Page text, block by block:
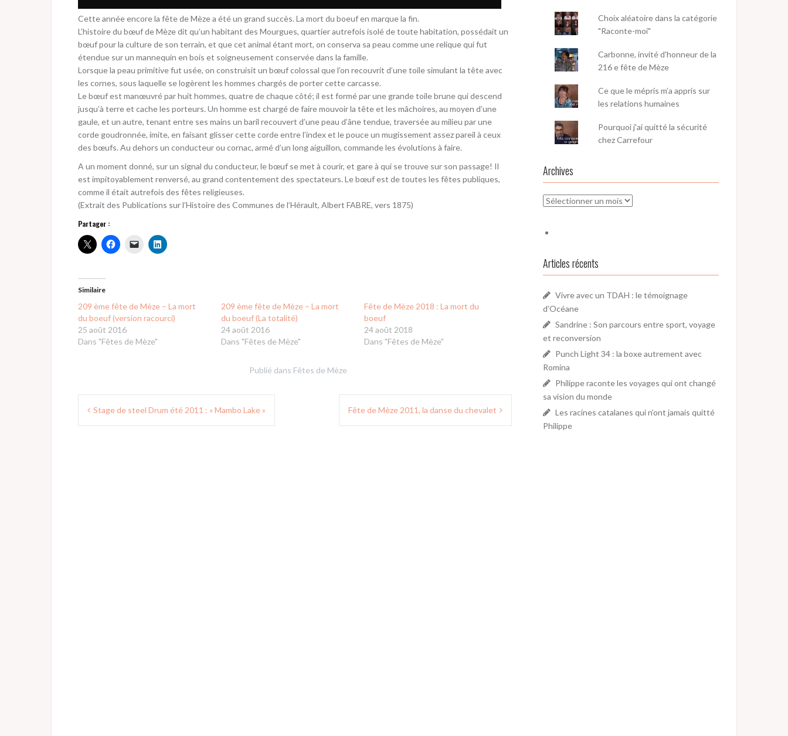
Cette année encore la fête de Mèze a été un grand succès. La mort du boeuf en marque la fin.
L’histoire du bœuf de Mèze dit qu’un habitant des Mourgues, quartier autrefois isolé de toute habitation, possédait un
bœuf pour la culture de son terrain, et que cet animal étant mort, on conserva sa peau comme une relique qui fut
étendue sur un mannequin en bois et soigneusement conservée dans la famille.
Lorsque la peau primitive fut usée, on construisit un bœuf colossal que l’on recouvrit d’une toile simulant la tête avec
les cornes, sous laquelle se logèrent les hommes chargés de porter cette carcasse.
Le bœuf est manœuvré par huit hommes, quatre de chaque côté; il est formé par une grande toile brune qui descend
jusqu’à terre et cache les porteurs. Un homme est chargé de faire mouvoir la tête et les mâchoires, au moyen d’une
gaule, et un autre, tenant entre ses mains un baril recouvert d’une peau d’âne tendue, traversée au milieu par une
corde goudronnée, imite, en faisant glisser cette corde entre l’index et le pouce un mugissement assez pareil à ceux
des bœufs. Au dehors un conducteur ou cornac, armé d’un long aiguillon, commande les évolutions à faire.
A un moment donné, sur un signal du conducteur, le bœuf se met à courir, et gare à qui se trouve sur son passage! Il
est impitoyablement renversé, au grand contentement des spectateurs. Le bœuf est de toutes les fêtes publiques,
comme il était autrefois des fêtes religieuses.
(Extrait des Publications sur l’Histoire des Communes de l’Hérault, Albert FABRE, vers 1875)
Partager :
Similaire
209 ème fête de Mèze – La mort
du boeuf (version racourci)
25 août 2016
Dans "Fêtes de Mèze"
209 ème fête de Mèze – La mort
du boeuf (La totalité)
24 août 2016
Dans "Fêtes de Mèze"
Fête de Mèze 2018 : La mort du
boeuf
24 août 2018
Dans "Fêtes de Mèze"
Publié dans Fêtes de Mèze
Navigation
Stage de steel Drum été 2011 : « Mambo Lake » Fête de Mèze 2011, la danse du chevalet
Choix aléatoire dans la catégorie
"Raconte-moi"
Carbonne, invité d'honneur de la
216 e fête de Mèze
Ce que le mépris m’a appris sur
les relations humaines
Pourquoi j'ai quitté la sécurité
chez Carrefour
Archives
Archives
Articles récents
Vivre avec un TDAH : le témoignage
d’Océane
Sandrine : Son parcours entre sport, voyage
et reconversion
Punch Light 34 : la boxe autrement avec
Romina
Philippe raconte les voyages qui ont changé
sa vision du monde
Les racines catalanes qui n’ont jamais quitté
Philippe